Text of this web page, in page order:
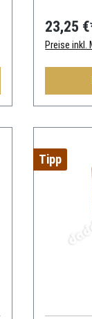
23,25
Preise inkl.
Tipp